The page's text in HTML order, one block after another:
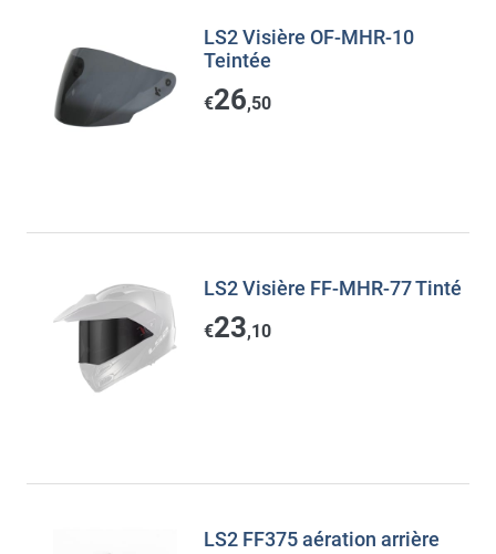
LS2 Visière OF-MHR-10
Teintée
€26,50
LS2 Visière FF-MHR-77 Tinté
€23,10
LS2 FF375 aération arrière